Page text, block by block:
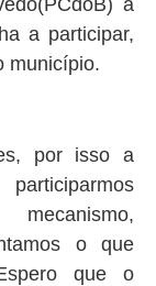
à
a participar,
município.
por isso a
o que
que o